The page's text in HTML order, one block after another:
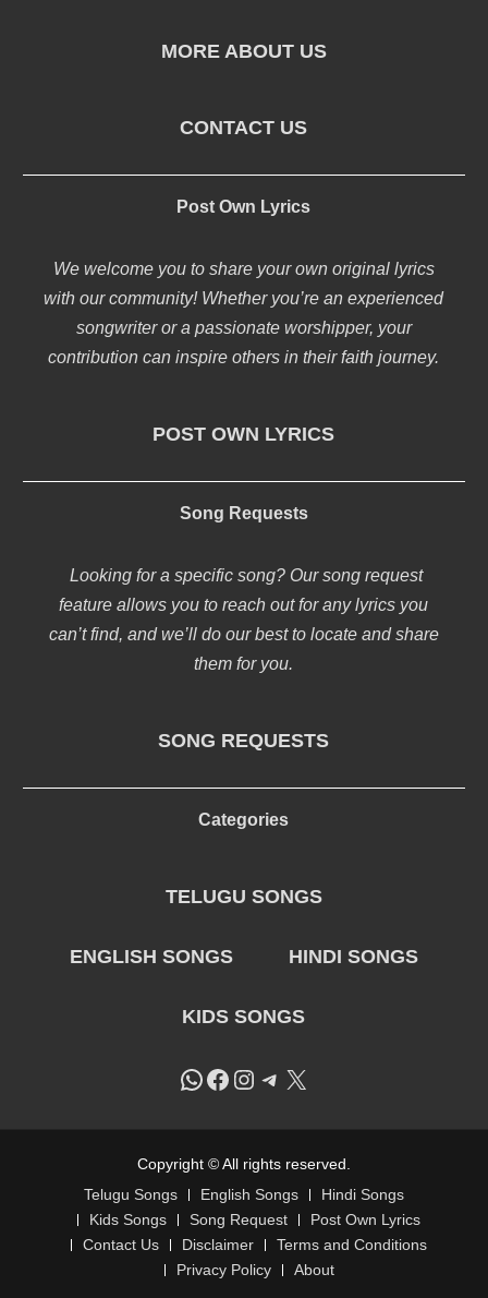
MORE ABOUT US
CONTACT US
Post Own Lyrics
We welcome you to share your own original lyrics
with our community! Whether you’re an experienced
songwriter or a passionate worshipper, your
contribution can inspire others in their faith journey.
POST OWN LYRICS
Song Requests
Looking for a specific song? Our song request
feature allows you to reach out for any lyrics you
can’t find, and we’ll do our best to locate and share
them for you.
SONG REQUESTS
Categories
TELUGU SONGS
ENGLISH SONGS HINDI SONGS
KIDS SONGS
WhatsApp
Facebook
Instagram
Telegram
X
Copyright © All rights reserved.
Telugu Songs
English Songs
Hindi Songs
Kids Songs
Song Request
Post Own Lyrics
Contact Us
Disclaimer
Terms and Conditions
Privacy Policy
About